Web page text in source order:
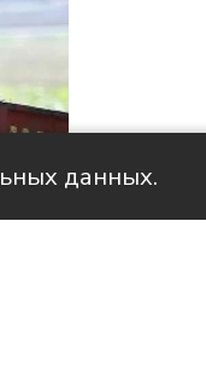
данных.